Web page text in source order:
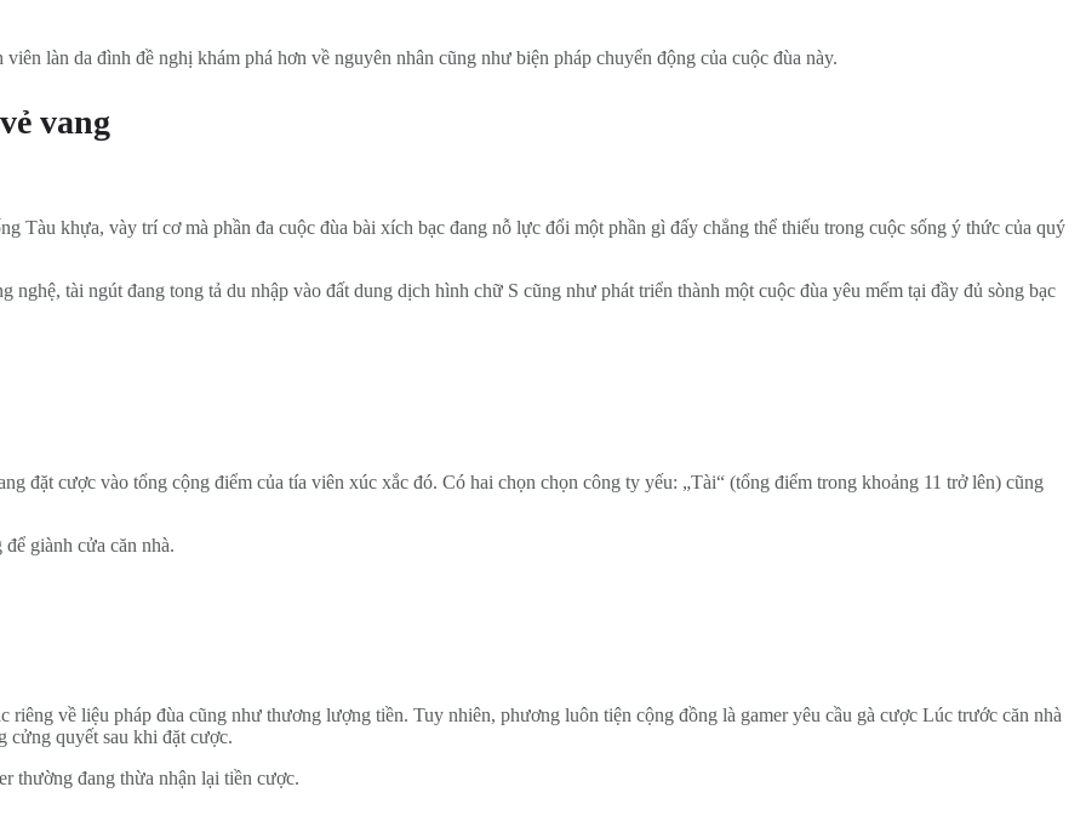
làn da đình đề nghị khám phá hơn về nguyên nhân cũng như biện pháp chuyển động của cuộc đùa này.
vang
Tàu khựa, vày trí cơ mà phần đa cuộc đùa bài xích bạc đang nỗ lực đổi một phần gì đấy chẳng thể thiếu trong cuộc sống ý thức của quý
tài ngút đang tong tả du nhập vào đất dung dịch hình chữ S cũng như phát triển thành một cuộc đùa yêu mếm tại đầy đủ sòng bạc
đặt cược vào tổng cộng điểm của tía viên xúc xắc đó. Có hai chọn chọn công ty yếu: „Tài“ (tổng điểm trong khoảng 11 trở lên) cũng
giành cửa căn nhà.
riêng về liệu pháp đùa cũng như thương lượng tiền. Tuy nhiên, phương luôn tiện cộng đồng là gamer yêu cầu gà cược Lúc trước căn nhà
cửng quyết sau khi đặt cược.
thường đang thừa nhận lại tiền cược.